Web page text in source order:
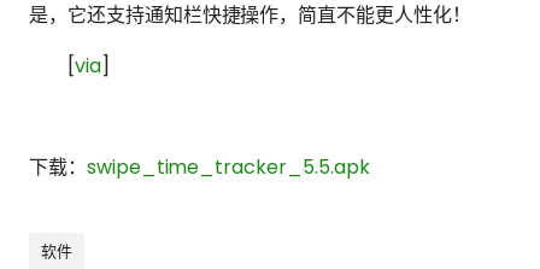
是，它还支持通知栏快捷操作，简直不能更人性化！
[via]
下载： swipe_time_tracker_5.5.apk
软件